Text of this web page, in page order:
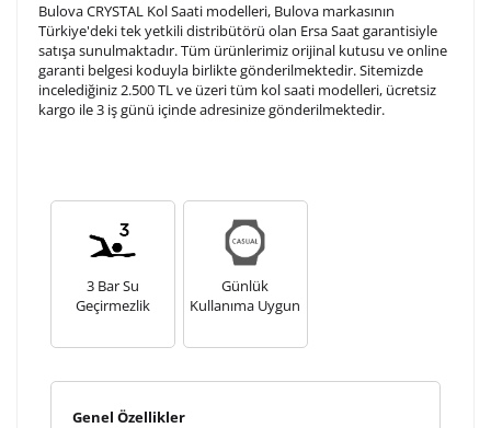
1. Satır
10/ 10
2. Satır
Lütfen font seçiniz
Kişiselleştirilmiş ürünlerin teslim süresi gravür işleme
Bulova CRYSTAL Kol Saati modelleri, Bulova markasının
Türkiye'deki tek yetkili distribütörü olan Ersa Saat garantisiyle
satışa sunulmaktadır. Tüm ürünlerimiz orijinal kutusu ve online
garanti belgesi koduyla birlikte gönderilmektedir. Sitemizde
incelediğiniz 2.500 TL ve üzeri tüm kol saati modelleri, ücretsiz
kargo ile 3 iş günü içinde adresinize gönderilmektedir.
3 Bar Su
Geçirmezlik
Günlük
Kullanıma Uygun
Genel Özellikler